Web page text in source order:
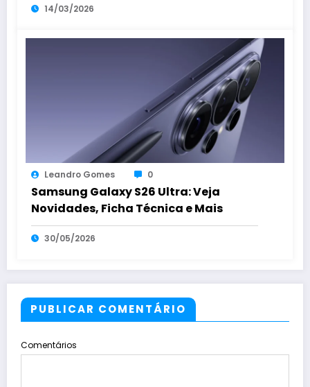
14/03/2026
Leandro Gomes 0
Samsung Galaxy S26 Ultra: Veja
Novidades, Ficha Técnica e Mais
30/05/2026
PUBLICAR COMENTÁRIO
Comentários